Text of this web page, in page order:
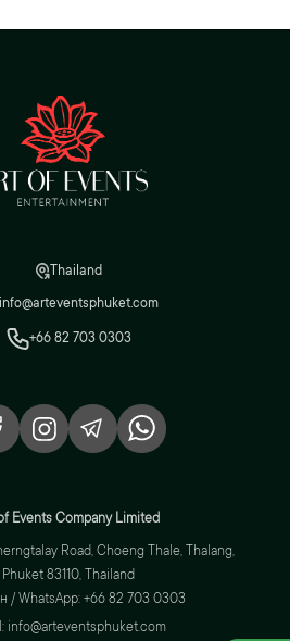
Thailand
info@arteventsphuket.com
+66 82 703 0303
Events Company Limited
Road, Choeng Thale, Thalang,
Phuket 83110, Thailand
/ WhatsApp: +66 82 703 0303
info@arteventsphuket.com